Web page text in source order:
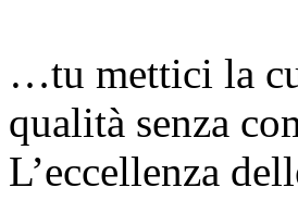
…tu mettici la
qualità senza
L’eccellenza